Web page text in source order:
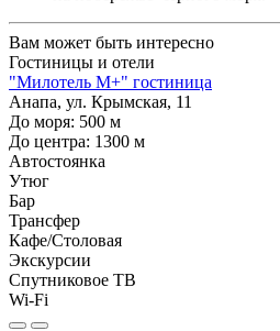
Вам может быть интересно
Гостиницы и отели
"Милотель М+" гостиница
Анапа, ул. Крымская, 11
До моря: 500 м
До центра: 1300 м
Автостоянка
Утюг
Бар
Трансфер
Кафе/Столовая
Экскурсии
Спутниковое ТВ
Wi-Fi